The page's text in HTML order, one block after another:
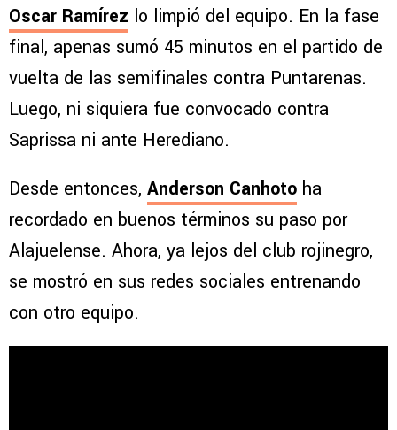
Oscar Ramírez lo limpió del equipo. En la fase
final, apenas sumó 45 minutos en el partido de
vuelta de las semifinales contra Puntarenas.
Luego, ni siquiera fue convocado contra
Saprissa ni ante Herediano.
Desde entonces, Anderson Canhoto ha
recordado en buenos términos su paso por
Alajuelense. Ahora, ya lejos del club rojinegro,
se mostró en sus redes sociales entrenando
con otro equipo.